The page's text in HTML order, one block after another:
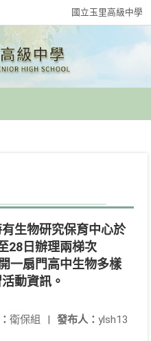
國立玉里高級中學
生物研究保育中心於
28日辦理兩梯次
一扇門高中生物多樣
動資訊。
發布人： ylsh13
衛保組 |